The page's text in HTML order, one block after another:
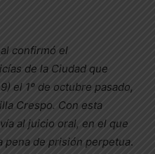
confirmó el
de la Ciudad que
el 1º de octubre pasado,
Crespo. Con esta
al juicio oral, en el que
pena de prisión perpetua.